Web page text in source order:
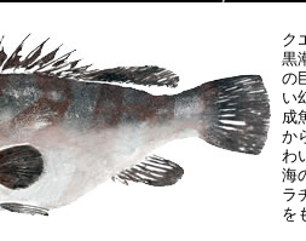
ク
黒
の
い
成
か
わ
海
ラ
を